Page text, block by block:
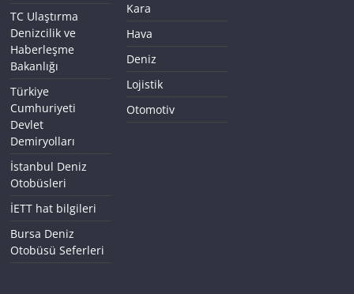
TC Ulaştırma
Denizcilik ve
Haberleşme
Bakanlığı
Türkiye
Cumhuriyeti
Devlet
Demiryolları
İstanbul Deniz
Otobüsleri
İETT hat bilgileri
Bursa Deniz
Otobüsü Seferleri
Kara
Hava
Deniz
Lojistik
Otomotiv